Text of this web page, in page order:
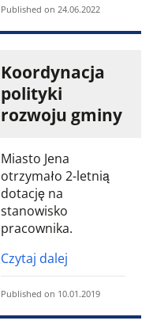
Published on 24.06.2022
Koordynacja
polityki
rozwoju gminy
Miasto Jena
otrzymało 2-letnią
dotację na
stanowisko
pracownika.
Czytaj dalej
Published on 10.01.2019